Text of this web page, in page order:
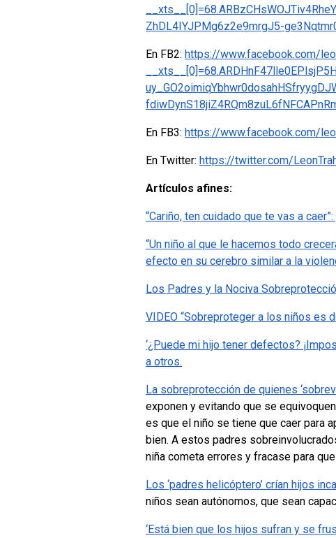
ZhDL4IYJPMg6z2e9mrgJ5-
En FB2: https://www.facebook.com/
En FB3: https://www.facebook.com/
En Twitter: https://twitter.com/
Artículos afines:
“Cariño, ten cuidado que te vas a
“Un niño al que le hacemos todo
efecto en su cerebro similar a la
Los Padres y la Nociva
VIDEO “Sobreproteger a los niños es
‘¿Puede mi hijo tener defectos?
a otros.
La sobreprotección de quienes
exponen y evitando que se
es que el niño se tiene que caer para
bien. A estos padres
niña cometa errores y fracase para
Los ‘padres helicóptero’ crían hijos
niños sean autónomos, que sean
‘Está bien que los hijos sufran y se